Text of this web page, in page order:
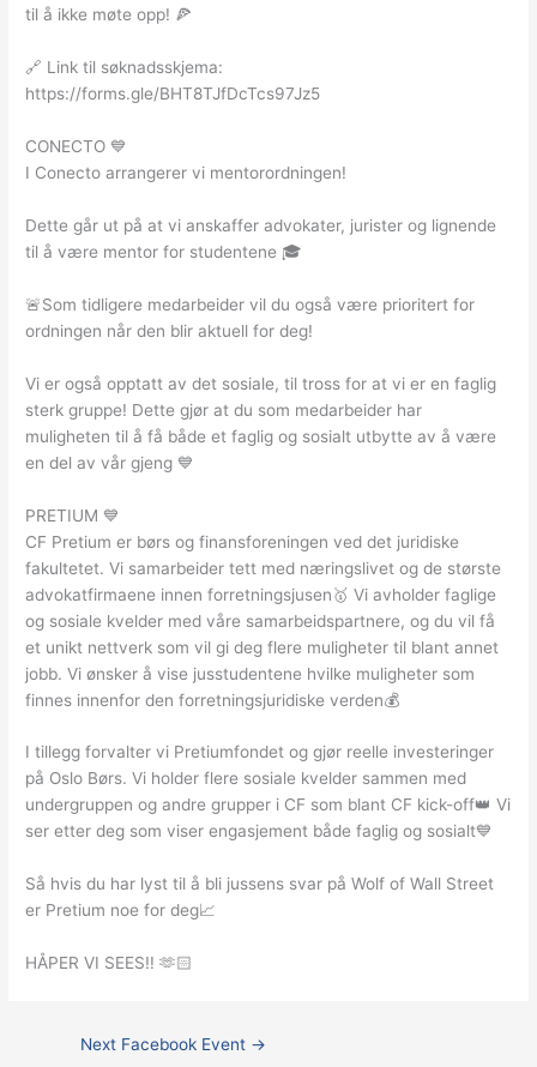
til å ikke møte opp! 🍕
🔗 Link til søknadsskjema:
https://forms.gle/BHT8TJfDcTcs97Jz5
CONECTO 💙
I Conecto arrangerer vi mentorordningen!
Dette går ut på at vi anskaffer advokater, jurister og lignende
til å være mentor for studentene 🎓
🚨Som tidligere medarbeider vil du også være prioritert for
ordningen når den blir aktuell for deg!
Vi er også opptatt av det sosiale, til tross for at vi er en faglig
sterk gruppe! Dette gjør at du som medarbeider har
muligheten til å få både et faglig og sosialt utbytte av å være
en del av vår gjeng 💙
PRETIUM 💙
CF Pretium er børs og finansforeningen ved det juridiske
fakultetet. Vi samarbeider tett med næringslivet og de største
advokatfirmaene innen forretningsjusen🥇 Vi avholder faglige
og sosiale kvelder med våre samarbeidspartnere, og du vil få
et unikt nettverk som vil gi deg flere muligheter til blant annet
jobb. Vi ønsker å vise jusstudentene hvilke muligheter som
finnes innenfor den forretningsjuridiske verden💰
I tillegg forvalter vi Pretiumfondet og gjør reelle investeringer
på Oslo Børs. Vi holder flere sosiale kvelder sammen med
undergruppen og andre grupper i CF som blant CF kick-off👑 Vi
ser etter deg som viser engasjement både faglig og sosialt💙
Så hvis du har lyst til å bli jussens svar på Wolf of Wall Street
er Pretium noe for deg📈
HÅPER VI SEES!! 🫶🏻
Next Facebook Event →